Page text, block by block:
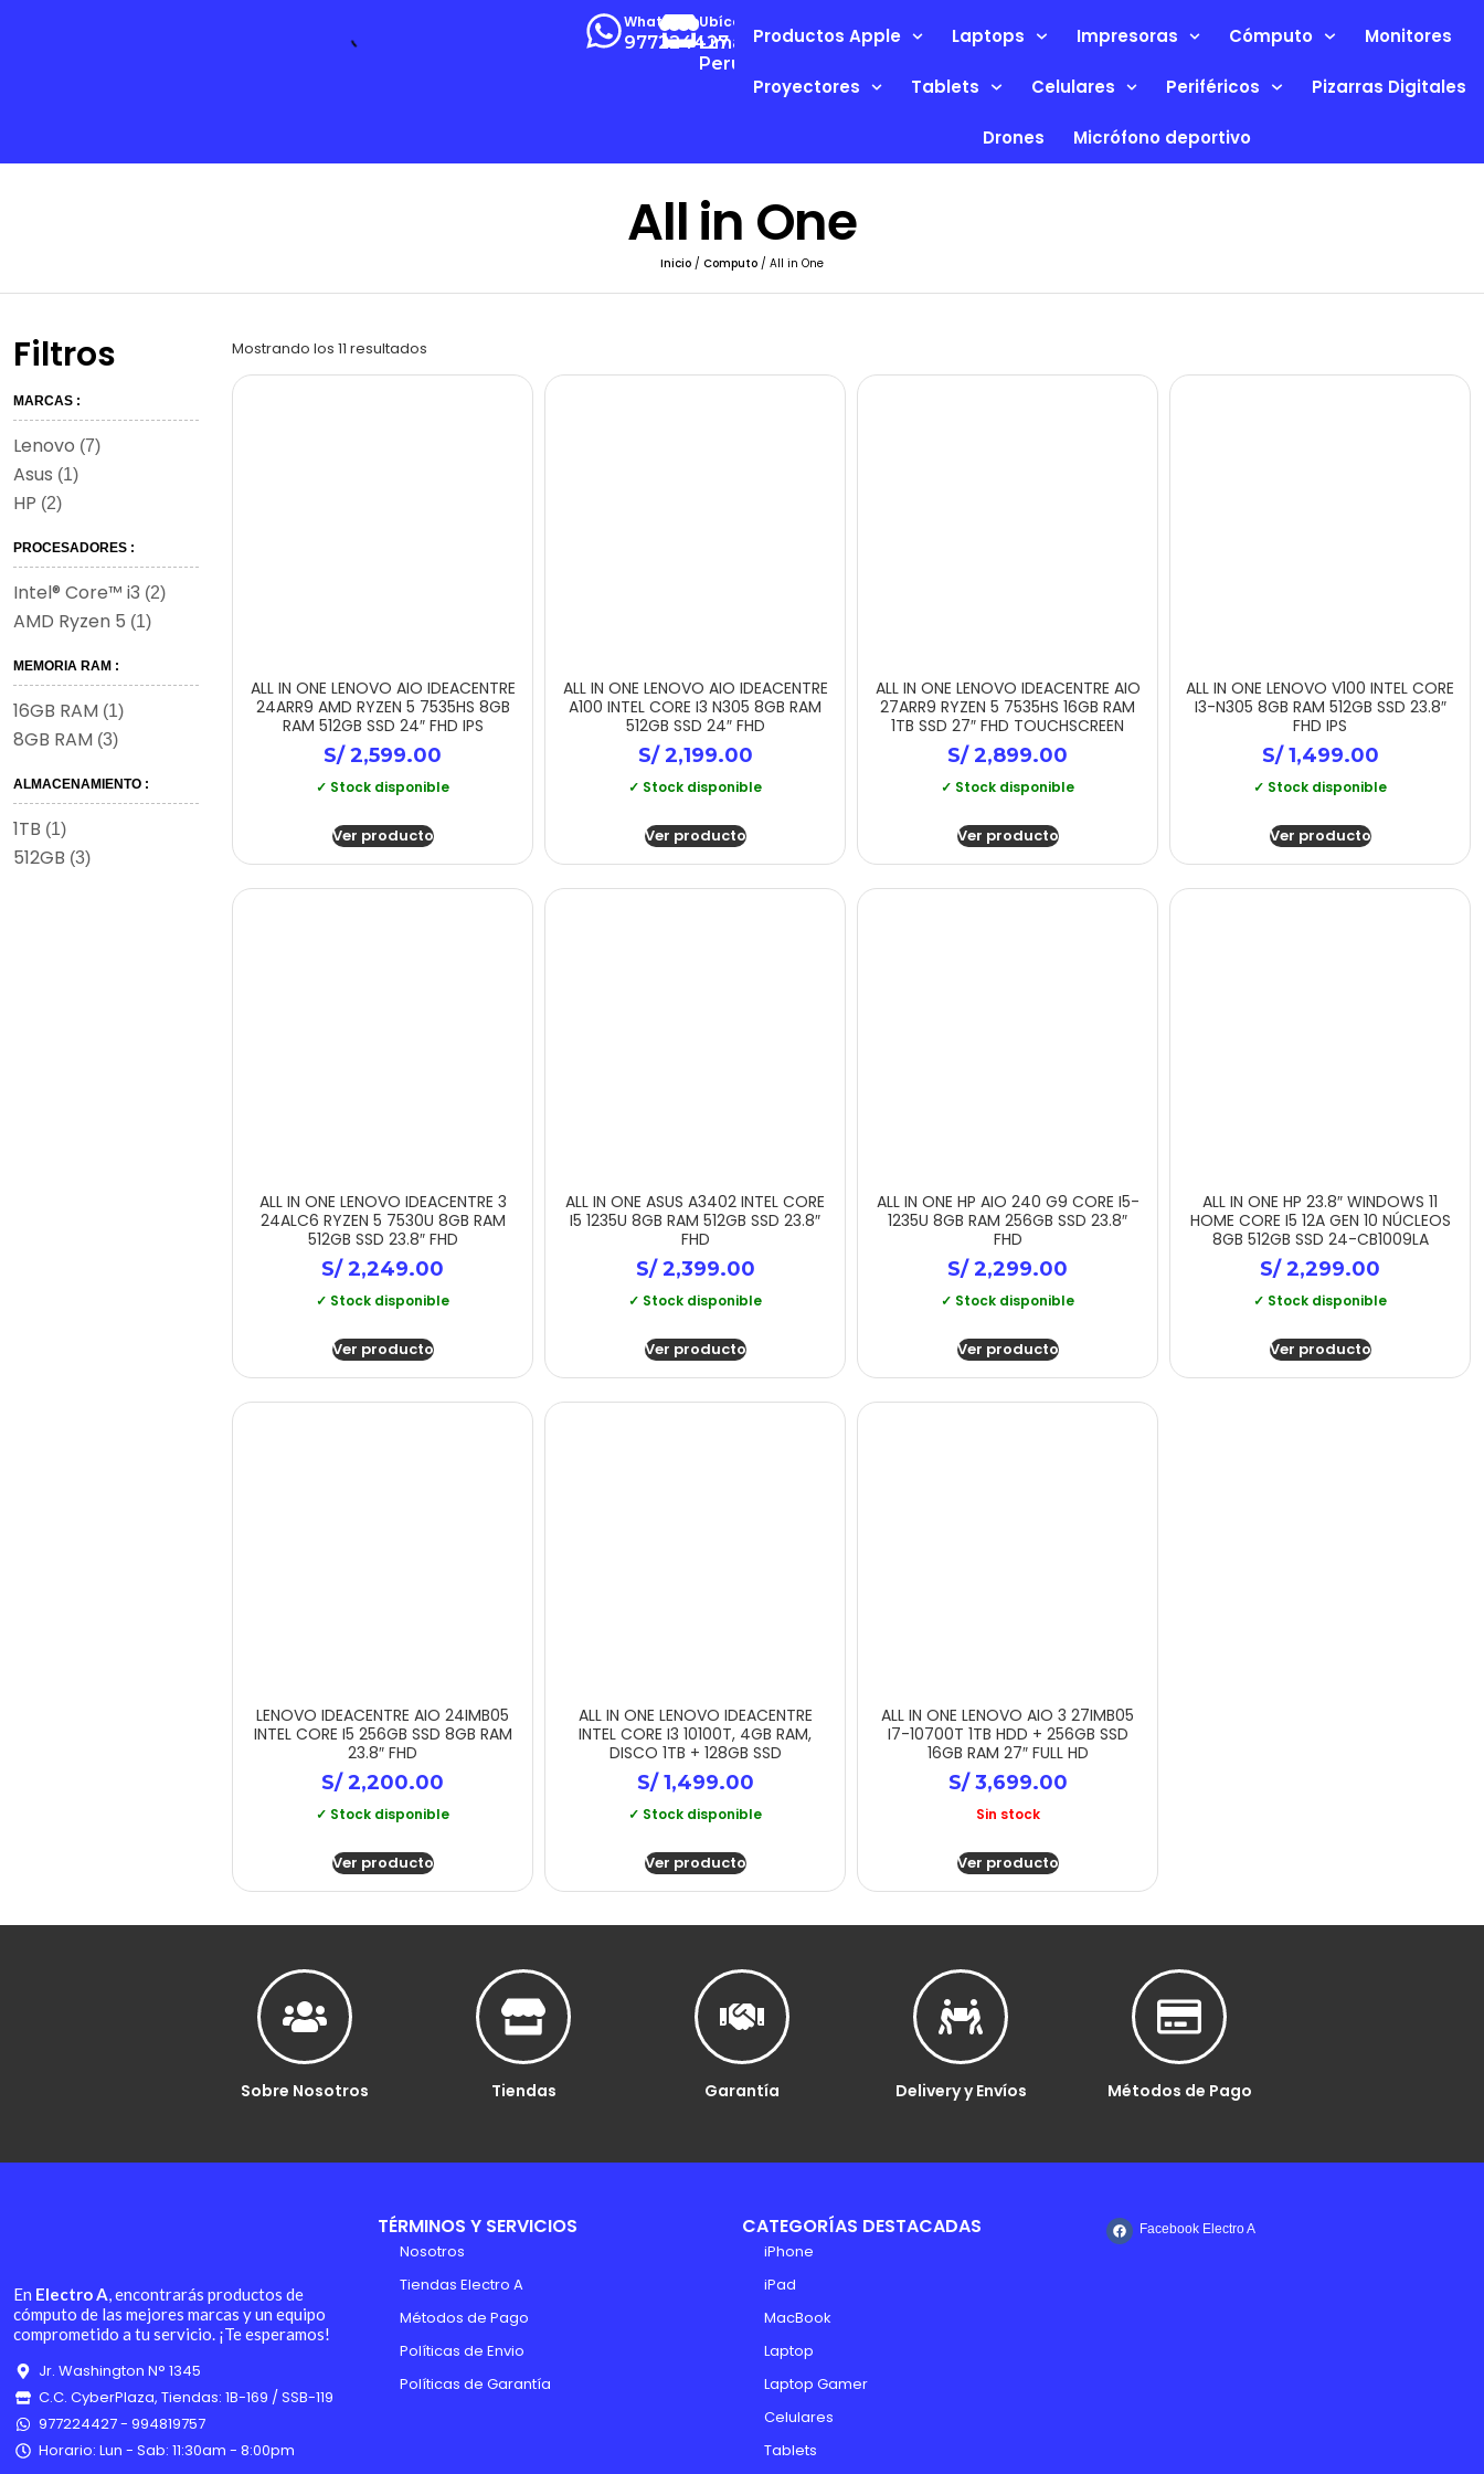
Whatsapp
977224427
Ubícanos
Lima-
Perú
Productos Apple Laptops Impresoras Cómputo Monitores
Proyectores Tablets Celulares Periféricos Pizarras Digitales
Drones Micrófono deportivo
All in One
Inicio / Computo / All in One
Filtros
MARCAS :
Lenovo (7)
Asus (1)
HP (2)
PROCESADORES :
Intel® Core™ i3 (2)
AMD Ryzen 5 (1)
MEMORIA RAM :
16GB RAM (1)
8GB RAM (3)
ALMACENAMIENTO :
1TB (1)
512GB (3)
Mostrando los 11 resultados
ALL IN ONE LENOVO AIO IDEACENTRE
24ARR9 AMD RYZEN 5 7535HS 8GB
RAM 512GB SSD 24″ FHD IPS
S/2,599.00
✓ Stock disponible
Ver producto
ALL IN ONE LENOVO AIO IDEACENTRE
A100 INTEL CORE I3 N305 8GB RAM
512GB SSD 24″ FHD
S/2,199.00
✓ Stock disponible
Ver producto
ALL IN ONE LENOVO IDEACENTRE AIO
27ARR9 RYZEN 5 7535HS 16GB RAM
1TB SSD 27″ FHD TOUCHSCREEN
S/2,899.00
✓ Stock disponible
Ver producto
ALL IN ONE LENOVO V100 INTEL CORE
I3-N305 8GB RAM 512GB SSD 23.8″
FHD IPS
S/1,499.00
✓ Stock disponible
Ver producto
ALL IN ONE LENOVO IDEACENTRE 3
24ALC6 RYZEN 5 7530U 8GB RAM
512GB SSD 23.8″ FHD
S/2,249.00
✓ Stock disponible
Ver producto
ALL IN ONE ASUS A3402 INTEL CORE
I5 1235U 8GB RAM 512GB SSD 23.8″
FHD
S/2,399.00
✓ Stock disponible
Ver producto
ALL IN ONE HP AIO 240 G9 CORE I5-
1235U 8GB RAM 256GB SSD 23.8″
FHD
S/2,299.00
✓ Stock disponible
Ver producto
ALL IN ONE HP 23.8″ WINDOWS 11
HOME CORE I5 12A GEN 10 NÚCLEOS
8GB 512GB SSD 24-CB1009LA
S/2,299.00
✓ Stock disponible
Ver producto
LENOVO IDEACENTRE AIO 24IMB05
INTEL CORE I5 256GB SSD 8GB RAM
23.8″ FHD
S/2,200.00
✓ Stock disponible
Ver producto
ALL IN ONE LENOVO IDEACENTRE
INTEL CORE I3 10100T, 4GB RAM,
DISCO 1TB + 128GB SSD
S/1,499.00
✓ Stock disponible
Ver producto
ALL IN ONE LENOVO AIO 3 27IMB05
I7-10700T 1TB HDD + 256GB SSD
16GB RAM 27″ FULL HD
S/3,699.00
Sin stock
Ver producto
Sobre Nosotros Tiendas Garantía Delivery y Envíos Métodos de Pago
En Electro A, encontrarás productos de
cómputo de las mejores marcas y un equipo
comprometido a tu servicio. ¡Te esperamos!
Jr. Washington N° 1345
C.C. CyberPlaza, Tiendas: 1B-169 / SSB-119
977224427 - 994819757
Horario: Lun - Sab: 11:30am - 8:00pm
TÉRMINOS Y SERVICIOS
Nosotros
Tiendas Electro A
Métodos de Pago
Políticas de Envio
Políticas de Garantía
CATEGORÍAS DESTACADAS
iPhone
iPad
MacBook
Laptop
Laptop Gamer
Celulares
Tablets
Facebook Electro A